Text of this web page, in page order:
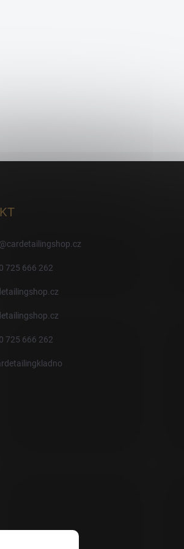
@cardetailingshop.cz
725 666 262
725 666 262